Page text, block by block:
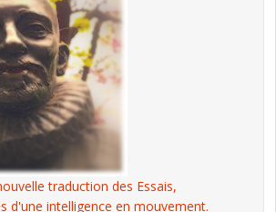
traduction des Essais,
d'une intelligence en mouvement.